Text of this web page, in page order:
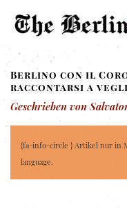
Berlino con il
raccontarsi a
Geschrieben von
{fa-info-circle } Artikel nur in
language.